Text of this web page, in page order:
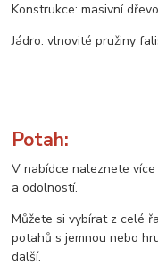
Konstrukce: masivní
Jádro: vlnovité pružiny
Potah:
V nabídce naleznete
a odolností.
Můžete si vybírat z celé
potahů s jemnou nebo
další.